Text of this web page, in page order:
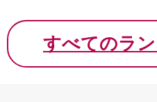
9000円 九千円
すべてのラ